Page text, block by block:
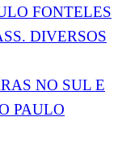
FONTELES
DIVERSOS
NO SUL E
PAULO